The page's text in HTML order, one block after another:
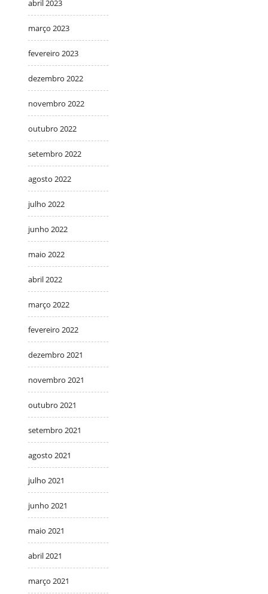
abril 2023
março 2023
fevereiro 2023
dezembro 2022
novembro 2022
outubro 2022
setembro 2022
agosto 2022
julho 2022
junho 2022
maio 2022
abril 2022
março 2022
fevereiro 2022
dezembro 2021
novembro 2021
outubro 2021
setembro 2021
agosto 2021
julho 2021
junho 2021
maio 2021
abril 2021
março 2021